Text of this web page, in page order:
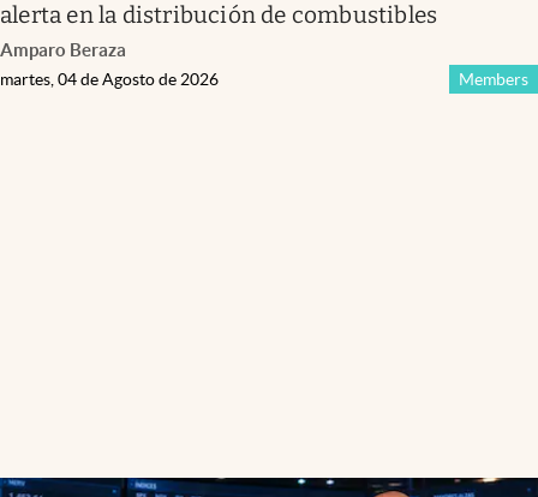
alerta en la distribución de combustibles
Amparo Beraza
Members
martes, 04 de Agosto de 2026